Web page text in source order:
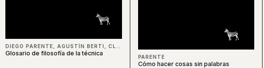
Glosario de filosofía de la técnica PARENTE
Cómo hacer cosas sin palabras